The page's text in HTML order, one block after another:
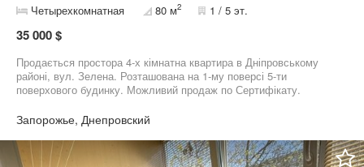
Четырехкомнатная 80 м2 1 / 5 эт.
35 000 $
Продається простора 4-х кімнатна квартира в Дніпровському
районі, вул. Зелена. Розташована на 1-му поверсі 5-ти
поверхового будинку. Можливий продаж по Сертифікату.
ремонтом, з заміною всіх комунікацій. Продається з усіма
меблями та технікою. Тихий двір, дитячий майданчик, школа на
районі. До Бородинського мікр-ну 5хв на машині.
Запорожье, Днепровский